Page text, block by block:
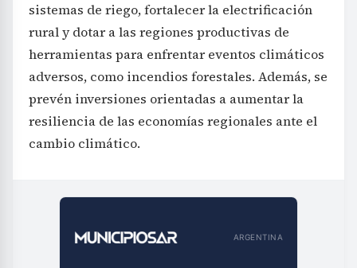
sistemas de riego, fortalecer la electrificación
rural y dotar a las regiones productivas de
herramientas para enfrentar eventos climáticos
adversos, como incendios forestales. Además, se
prevén inversiones orientadas a aumentar la
resiliencia de las economías regionales ante el
cambio climático.
ARGENTINA